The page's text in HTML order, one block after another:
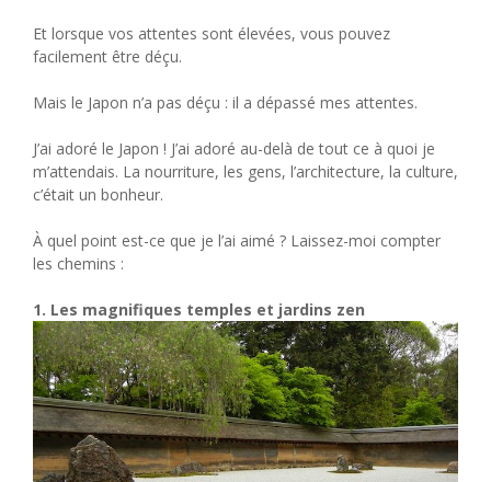
Et lorsque vos attentes sont élevées, vous pouvez
facilement être déçu.
Mais le Japon n’a pas déçu : il a dépassé mes attentes.
J’ai adoré le Japon ! J’ai adoré au-delà de tout ce à quoi je
m’attendais. La nourriture, les gens, l’architecture, la culture,
c’était un bonheur.
À quel point est-ce que je l’ai aimé ? Laissez-moi compter
les chemins :
1. Les magnifiques temples et jardins zen